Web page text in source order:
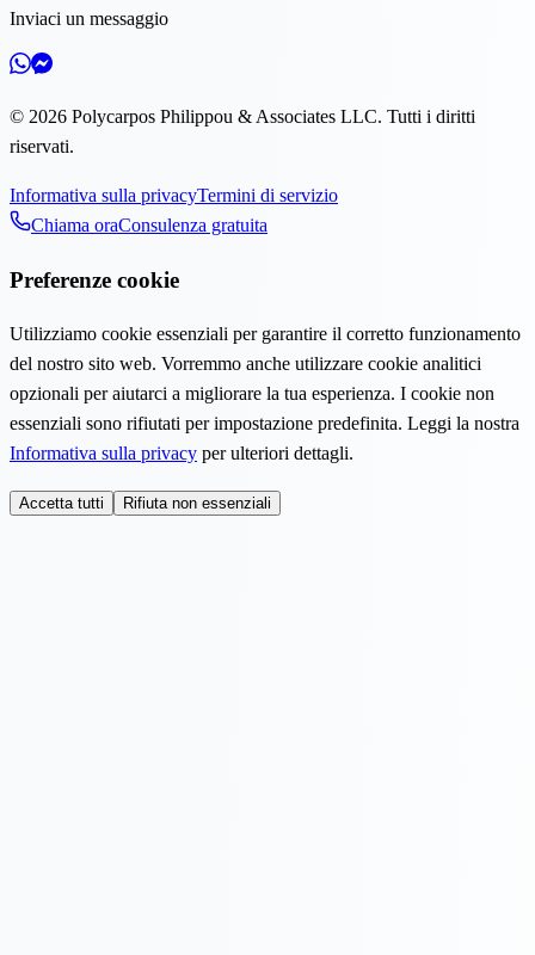
Inviaci un messaggio
© 2026 Polycarpos Philippou & Associates LLC. Tutti i diritti
riservati.
Informativa sulla privacyTermini di servizio
Chiama oraConsulenza gratuita
Preferenze cookie
Utilizziamo cookie essenziali per garantire il corretto funzionamento
del nostro sito web. Vorremmo anche utilizzare cookie analitici
opzionali per aiutarci a migliorare la tua esperienza. I cookie non
essenziali sono rifiutati per impostazione predefinita. Leggi la nostra
Informativa sulla privacy per ulteriori dettagli.
Accetta tutti Rifiuta non essenziali